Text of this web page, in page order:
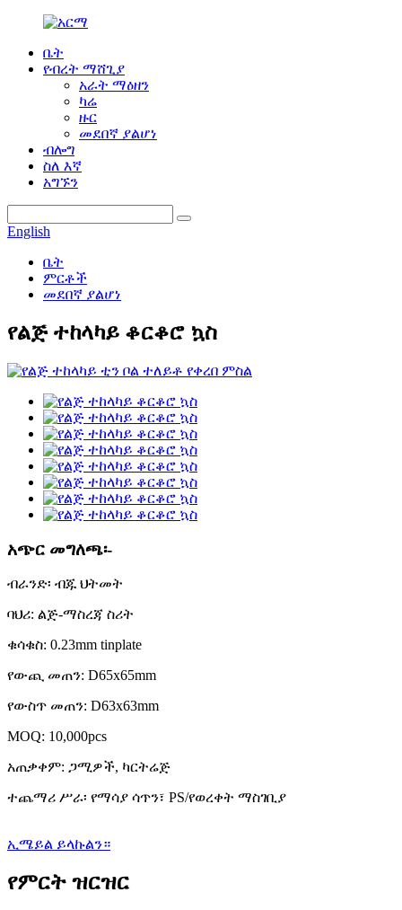
ቤት
የብረት ማሸጊያ
አራት ማዕዘን
ካሬ
ዙር
መደበኛ ያልሆነ
ብሎግ
ስለ እኛ
አግኙን
English
ቤት
ምርቶች
መደበኛ ያልሆነ
የልጅ ተከላካይ ቆርቆሮ ኳስ
አጭር መግለጫ፡-
ብራንድ፡ ብጁ ህትመት
ባህሪ: ልጅ-ማስረጃ ስሪት
ቁሳቁስ: 0.23mm tinplate
የውጪ መጠን: D65x65mm
የውስጥ መጠን: D63x63mm
MOQ: 10,000pcs
አጠቃቀም: ጋሚዎች, ካርትሬጅ
ተጨማሪ ሥራ፡ የማሳያ ሳጥን፣ PS/የወረቀት ማስገቢያ
ኢሜይል ይላኩልን።
የምርት ዝርዝር